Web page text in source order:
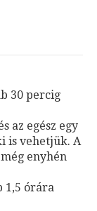
30 percig
az egész egy
is vehetjük. A
enyhén
1,5 órára